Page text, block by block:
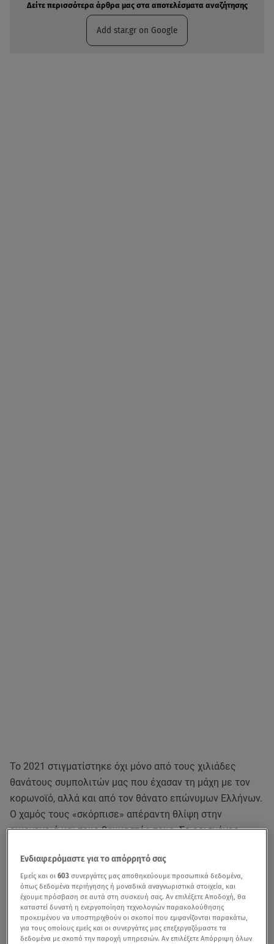
Δείτε περισσότερα άρθρα μας στα αποτελέσματα αναζήτησης
Add star.gr on Google
Το 2021 στιγματίστηκε όχι μόνο από τους χιλιάδες
θανάτους συμπολιτών μας που έχασαν τη μάχη με τον
κορωνοϊό, αλλά και από τον θάνατο επώνυμων Ελλήνων.
Ο χαμός τους «σκόρπισε» απέραντη θλίψη στην
οικογενειά και τους θαυμαστές τους. Σε ορισμένες
χώρα, για την απόδοση φόρου τιμής στους νεκρούς.
Ποιοι επώνυμοι πέθαναν το 2021
Φώφη Γεννηματά
Το ημερολόγιο έγραφε 25 Οκτωβρίου, όταν
Ενδιαφερόμαστε για το απόρρητό σας
Εμείς και οι603 συνεργάτες μας αποθηκεύουμε προσωπικά δεδομένα,
όπως δεδομένα περιήγησης ή μοναδικά αναγνωριστικά στοιχεία, και
έχουμε πρόσβαση σε αυτά στη συσκευή σας. Αν επιλέξετε Αποδοχή, θα
καταστεί δυνατή η ενεργοποίηση τεχνολογιών παρακολούθησης
προκειμένου να υποστηριχθούν οι σκοποί που εμφανίζονται παρακάτω,
για τους οποίους εμείς και οι συνεργάτες μας επεξεργαζόμαστε τα
δεδομένα με σκοπό την παροχή υπηρεσιών. Αν επιλέξετε Απόρριψη όλων